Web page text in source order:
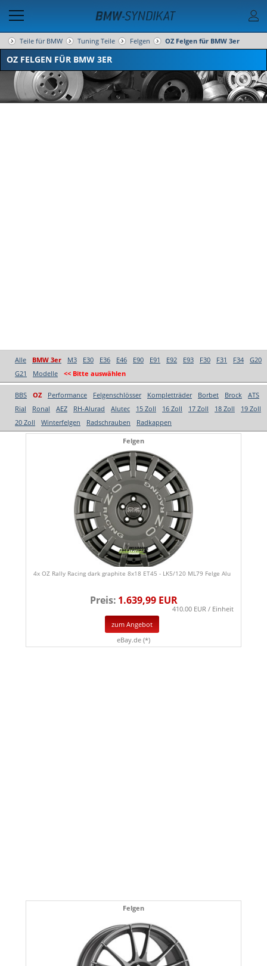
Teile für BMW Tuning Teile Felgen OZ Felgen für BMW 3er
OZ FELGEN FÜR BMW 3ER
Alle BMW 3er M3 E30 E36 E46 E90 E91 E92 E93 F30 F31 F34
G20
G21
Modelle << Bitte auswählen
BBS OZ Performance Felgenschlösser Kompletträder Borbet Brock
ATS
Rial
Ronal AEZ RH-Alurad Alutec 15 Zoll 16 Zoll 17 Zoll 18 Zoll
19 Zoll
20 Zoll
Winterfelgen Radschrauben Radkappen
Felgen
4x OZ Rally Racing dark graphite 8x18 ET45 - LK5/120 ML79 Felge Alu
Preis: 1.639,99 EUR
410.00 EUR / Einheit
zum Angebot
eBay.de (*)
Felgen